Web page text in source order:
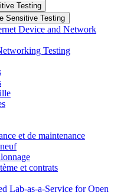
Testing
Sensitive Testing
Device and Network
Testing
et de maintenance
et contrats
Lab-as-a-Service for Open